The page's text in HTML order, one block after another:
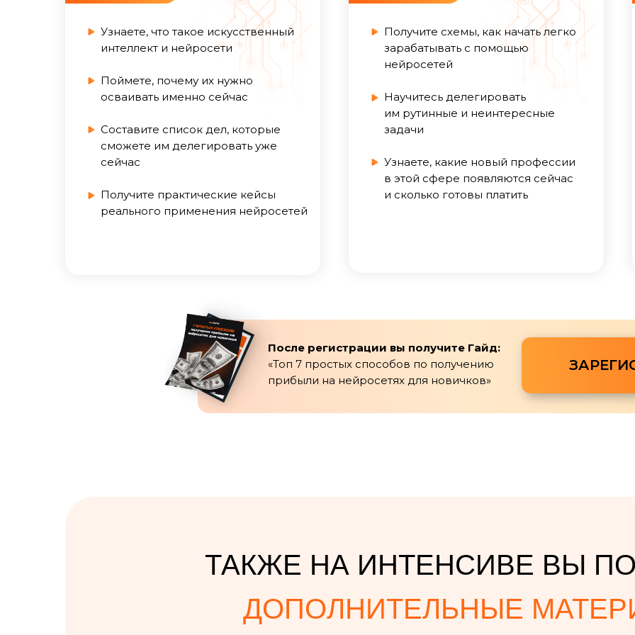
После регистрации вы получите Гайд:
«Топ 7 простых способов по получению
прибыли на нейросетях для новичков»
Узнаете, что такое искусственный
интеллект и нейросети
Поймете, почему их нужно
осваивать именно сейчас
Составите список дел, которые
сможете им делегировать уже
сейчас
Получите практические кейсы
реального применения нейросетей
Получите схемы, как начать легко
зарабатывать с помощью
нейросетей
Научитесь делегировать
им рутинные и неинтересные
задачи
Узнаете, какие новый профессии
в этой сфере появляются сейчас
и сколько готовы платить
ТАКЖЕ НА ИНТЕНСИВЕ ВЫ
ДОПОЛНИТЕЛЬНЫЕ
ДОПОЛНИТЕЛЬНЫЕ
Также на интенсиве вы